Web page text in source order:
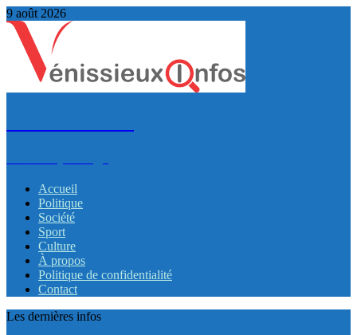
9 août 2026
Accueil
Politique
Société
Sport
Culture
À propos
Politique de confidentialité
Contact
Les dernières infos